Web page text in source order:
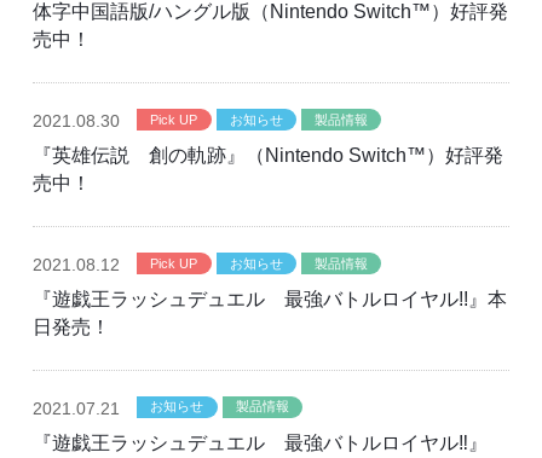
体字中国語版/ハングル版（Nintendo Switch™）好評発
売中！
2021 .08.30 Pick UP お知らせ 製品情報
『英雄伝説 創の軌跡』（Nintendo Switch™）好評発
売中！
2021 .08.12 Pick UP お知らせ 製品情報
『遊戯王ラッシュデュエル 最強バトルロイヤル!!』本
日発売！
2021 .07.21 お知らせ 製品情報
『遊戯王ラッシュデュエル 最強バトルロイヤル‼』